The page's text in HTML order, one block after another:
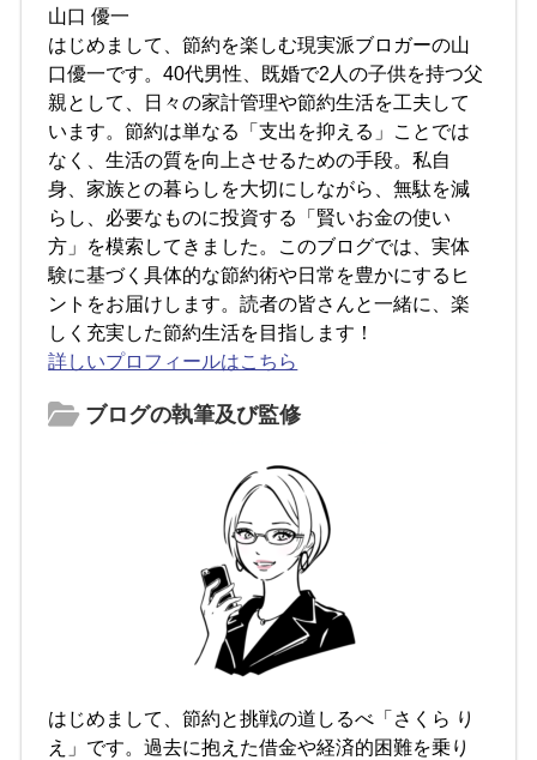
山口 優一
はじめまして、節約を楽しむ現実派ブロガーの山
口優一です。40代男性、既婚で2人の子供を持つ父
親として、日々の家計管理や節約生活を工夫して
います。節約は単なる「支出を抑える」ことでは
なく、生活の質を向上させるための手段。私自
身、家族との暮らしを大切にしながら、無駄を減
らし、必要なものに投資する「賢いお金の使い
方」を模索してきました。このブログでは、実体
験に基づく具体的な節約術や日常を豊かにするヒ
ントをお届けします。読者の皆さんと一緒に、楽
しく充実した節約生活を目指します！
詳しいプロフィールはこちら
ブログの執筆及び監修
はじめまして、節約と挑戦の道しるべ「さくら り
え」です。過去に抱えた借金や経済的困難を乗り